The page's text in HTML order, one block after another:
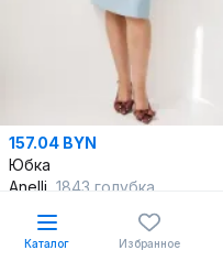
157.04 BYN
Юбка
Anelli 1843 голубка
50 58,60
В корзину
Каталог Избранное